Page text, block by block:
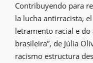
Contribuyendo para
la lucha antirracista,
letramento racial e
brasileira”, de Júlia
racismo estructura